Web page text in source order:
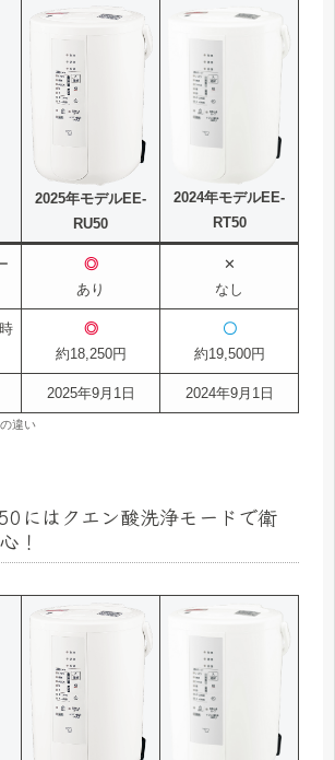
2025年モデルEE-
RU50
2024年モデルEE-
RT50
◎
あり
✕
なし
◎
約18,250円
〇
約19,500円
2025年9月1日 2024年9月1日
違い
にはクエン酸洗浄モードで衛
！